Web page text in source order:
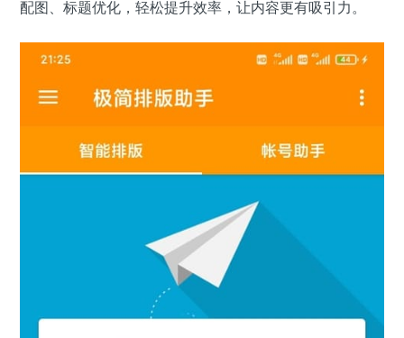
配图、标题优化，轻松提升效率，让内容更有吸引力。